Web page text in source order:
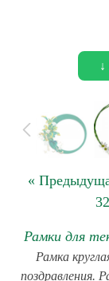
«
Рамки для
Рамка
поздравления.